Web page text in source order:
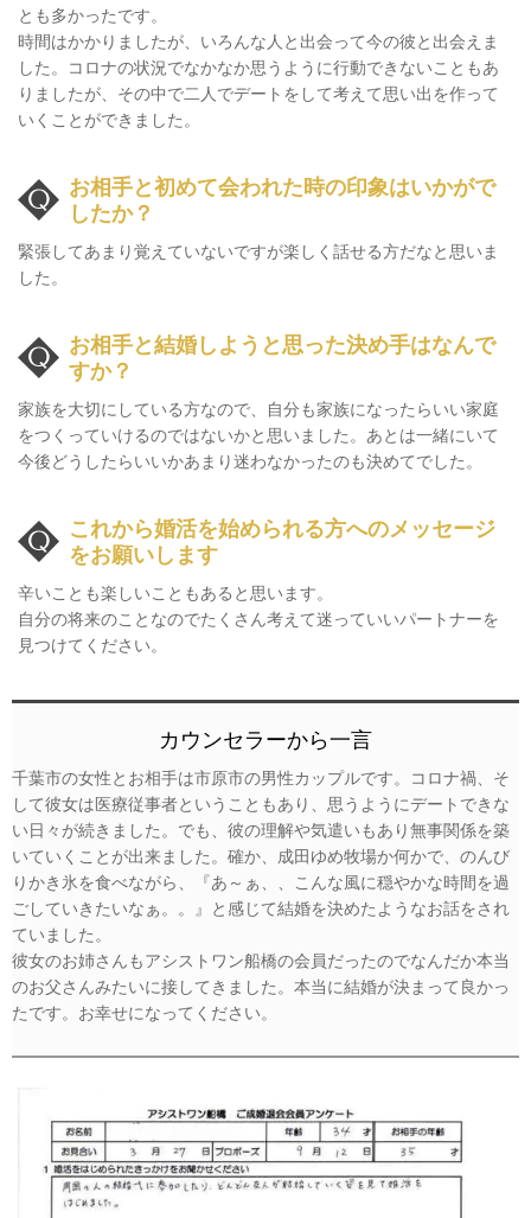
とも多かったです。
時間はかかりましたが、いろんな人と出会って今の彼と出会えま
した。コロナの状況でなかなか思うように行動できないこともあ
りましたが、その中で二人でデートをして考えて思い出を作って
いくことができました。
お相手と初めて会われた時の印象はいかがで
したか？
緊張してあまり覚えていないですが楽しく話せる方だなと思いま
した。
お相手と結婚しようと思った決め手はなんで
すか？
家族を大切にしている方なので、自分も家族になったらいい家庭
をつくっていけるのではないかと思いました。あとは一緒にいて
今後どうしたらいいかあまり迷わなかったのも決めてでした。
これから婚活を始められる方へのメッセージ
をお願いします
辛いことも楽しいこともあると思います。
自分の将来のことなのでたくさん考えて迷っていいパートナーを
見つけてください。
カウンセラーから一言
千葉市の女性とお相手は市原市の男性カップルです。コロナ禍、そ
して彼女は医療従事者ということもあり、思うようにデートできな
い日々が続きました。でも、彼の理解や気遣いもあり無事関係を築
いていくことが出来ました。確か、成田ゆめ牧場か何かで、のんび
りかき氷を食べながら、『あ～ぁ、、こんな風に穏やかな時間を過
ごしていきたいなぁ。。』と感じて結婚を決めたようなお話をされ
ていました。
彼女のお姉さんもアシストワン船橋の会員だったのでなんだか本当
のお父さんみたいに接してきました。本当に結婚が決まって良かっ
たです。お幸せになってください。